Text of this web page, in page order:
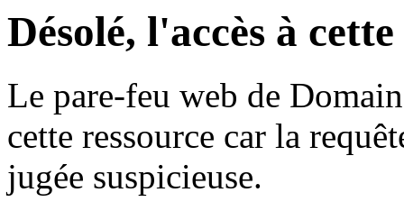
Désolé, l'accès à
Le pare-feu web de
cette ressource car la
jugée suspicieuse.